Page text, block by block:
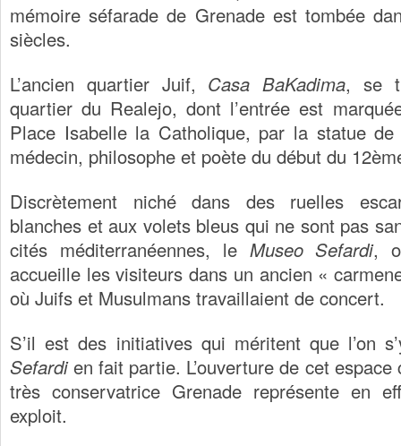
mémoire séfarade de Grenade est tombée
siècles.
L’ancien quartier Juif, Casa BaKadima, se
quartier du Realejo, dont l’entrée est
Place Isabelle la Catholique, par la statue de
médecin, philosophe et poète du début du
Discrètement niché dans des ruelles
blanches et aux volets bleus qui ne sont pas
cités méditerranéennes, le Museo Sefardi,
accueille les visiteurs dans un ancien «
où Juifs et Musulmans travaillaient de concert.
S’il est des initiatives qui méritent que l’on
Sefardien fait partie. L’ouverture de cet
très conservatrice Grenade représente en
exploit.